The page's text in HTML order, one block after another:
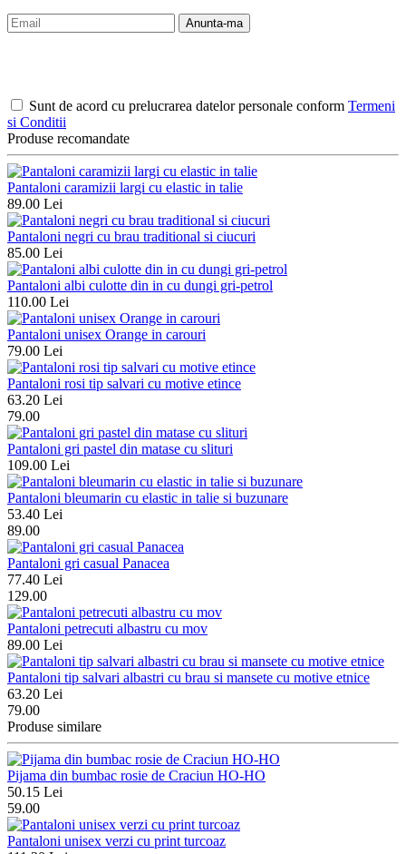
Anunta-ma
Sunt de acord cu prelucrarea datelor personale conform Termeni
si Conditii
Produse recomandate
Pantaloni caramizii largi cu elastic in talie
89.00 Lei
Pantaloni negri cu brau traditional si ciucuri
85.00 Lei
Pantaloni albi culotte din in cu dungi gri-petrol
110.00 Lei
Pantaloni unisex Orange in carouri
79.00 Lei
Pantaloni rosi tip salvari cu motive etince
63.20 Lei
79.00
Pantaloni gri pastel din matase cu slituri
109.00 Lei
Pantaloni bleumarin cu elastic in talie si buzunare
53.40 Lei
89.00
Pantaloni gri casual Panacea
77.40 Lei
129.00
Pantaloni petrecuti albastru cu mov
89.00 Lei
Pantaloni tip salvari albastri cu brau si mansete cu motive etnice
63.20 Lei
79.00
Produse similare
Pijama din bumbac rosie de Craciun HO-HO
50.15 Lei
59.00
Pantaloni unisex verzi cu print turcoaz